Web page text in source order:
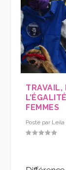
TRAVAIL,
FEMMES
Posté par Leila